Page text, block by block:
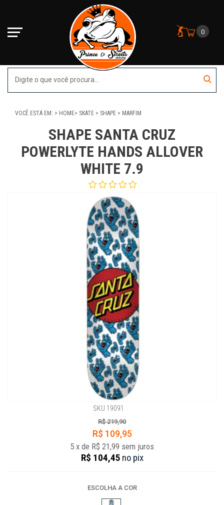
0
VOCÊ ESTÁ EM: HOME SKATE SHAPE MARFIM
SHAPE SANTA CRUZ
POWERLYTE HANDS ALLOVER
WHITE 7.9
SKU 19091
R$ 219,90
R$ 109,95
5 x de R$ 21,99 sem juros
R$ 104,45 no pix
ESCOLHA A COR